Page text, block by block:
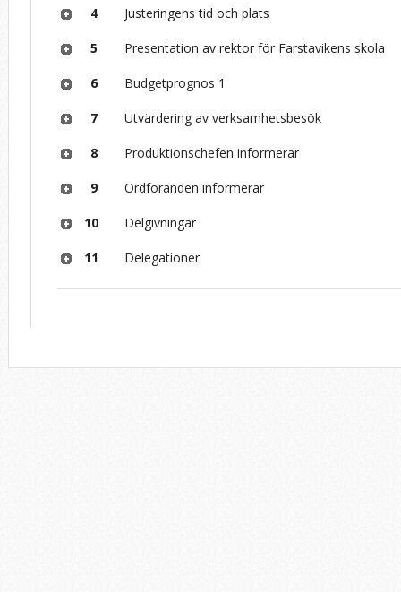
4 Justeringens tid och plats
5 Presentation av rektor för Farstavikens skola
6 Budgetprognos 1
7 Utvärdering av verksamhetsbesök
8 Produktionschefen informerar
9 Ordföranden informerar
10 Delgivningar
11 Delegationer